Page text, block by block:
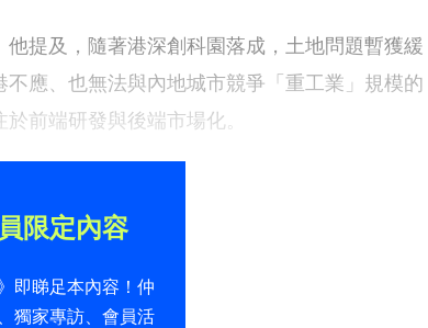
提及，隨著港深創科園落成，土地問題暫獲緩
應、也無法與內地城市競爭「重工業」規模的
前端研發與後端市場化。
限定內容
即睇足本內容！仲
獨家專訪、會員活